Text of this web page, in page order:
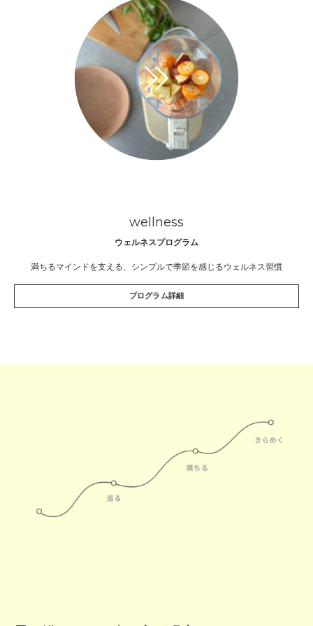
wellness
ウェルネスプログラム
満ちるマインドを支える、シンプルで季節を感じるウェルネス習慣
プログラム詳細